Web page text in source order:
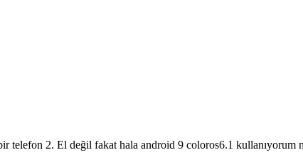
telefon 2. El değil fakat hala android 9 coloros6.1